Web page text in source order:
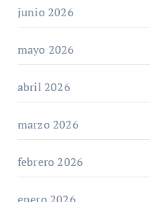
junio 2026
mayo 2026
abril 2026
marzo 2026
febrero 2026